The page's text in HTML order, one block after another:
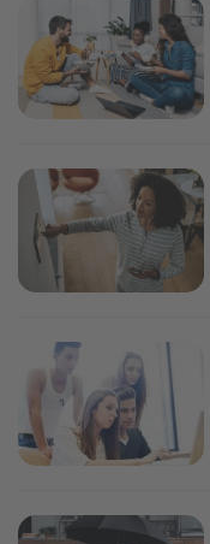
Image
Image
Image